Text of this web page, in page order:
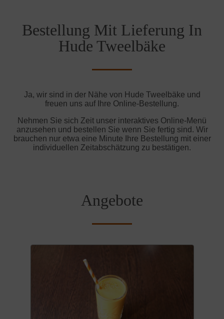
Bestellung Mit Lieferung In
Hude Tweelbäke
Ja, wir sind in der Nähe von Hude Tweelbäke und
freuen uns auf Ihre Online-Bestellung.
Nehmen Sie sich Zeit unser interaktives Online-Menü
anzusehen und bestellen Sie wenn Sie fertig sind. Wir
brauchen nur etwa eine Minute Ihre Bestellung mit einer
individuellen Zeitabschätzung zu bestätigen.
Angebote